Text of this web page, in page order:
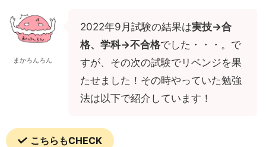
まかろんろん
2022年9月試験の結果は実技→合
格、学科→不合格でした・・・。で
すが、その次の試験でリベンジを果
たせました！その時やっていた勉強
法は以下で紹介しています！
こちらもCHECK